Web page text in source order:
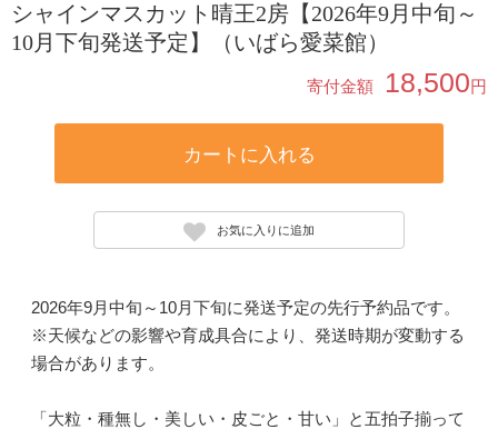
シャインマスカット晴王2房【2026年9月中旬～
10月下旬発送予定】（いばら愛菜館）
寄付金額 18,500円
カートに入れる
お気に入りに追加
2026年9月中旬～10月下旬に発送予定の先行予約品です。
※天候などの影響や育成具合により、発送時期が変動する
場合があります。
「大粒・種無し・美しい・皮ごと・甘い」と五拍子揃って